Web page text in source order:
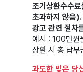
조기상환수수
초과하지 않음
광고 관련 절차
예시 : 100만원
상환 시 총 납부
과도한 빚은 당